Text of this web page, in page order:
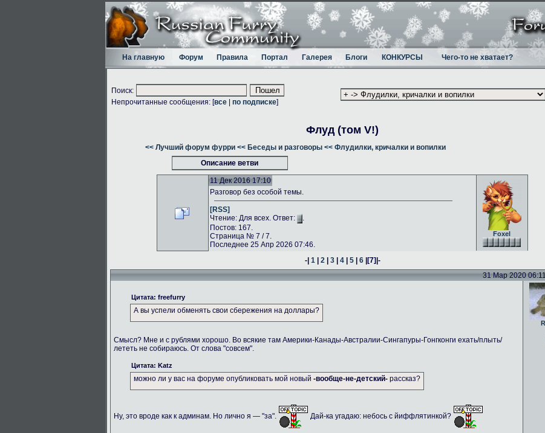
На главную Форум Правила Портал Галерея Блоги КОНКУРСЫ Чего-то не хватает?
Поиск:
Непрочитанные сообщения: [все по подписке]
Флуд (том V!)
<< Лучший форум фурри << Беседы и разговоры << Флудилки, кричалки и вопилки
Описание ветви
11 Дек 2016 17:10
Foxel
Разговор без особой темы.
[RSS]
Чтение: Для всех. Ответ:
.
Постов: 167.
Страница № 7 / 7.
Последнее 25 Апр 2026 07:46.
-| 1| 2| 3| 4| 5| 6|[7]|-
31 Мар 2020
Цитата: freefurry
А вы успели обменять свои сбережения на доллары?
Смысл? Мне и с рублями хорошо. Во всякие там Америки-Канады-Австралии-Сингапуры-Гонгконги ехать/плыть/
лететь не собираюсь. От слова "совсем".
Цитата: Katz
можно ли у вас на форуме опубликовать мой новый -вообще-не-детский- рассказ?
Ну, это вроде как к админам. Но лично я — "за". Дай-ка угадаю: небось с йиффлятинкой?